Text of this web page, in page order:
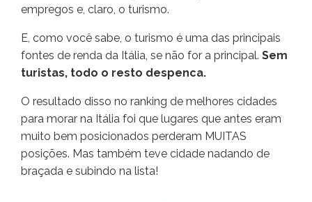
empregos e, claro, o turismo.
E, como você sabe, o turismo é uma das principais
fontes de renda da Itália, se não for a principal. Sem
turistas, todo o resto despenca.
O resultado disso no ranking de melhores cidades
para morar na Itália foi que lugares que antes eram
muito bem posicionados perderam MUITAS
posições. Mas também teve cidade nadando de
braçada e subindo na lista!